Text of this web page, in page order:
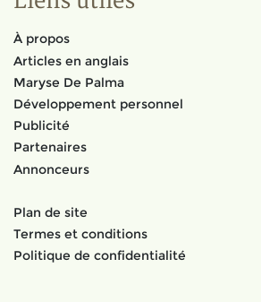
À propos
Articles en anglais
Maryse De Palma
Développement personnel
Publicité
Partenaires
Annonceurs
Plan de site
Termes et conditions
Politique de confidentialité